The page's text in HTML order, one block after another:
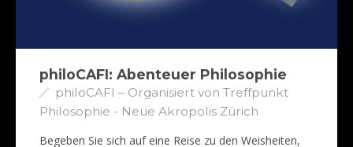
philoCAFI: Abenteuer Philosophie
philoCAFI – Organisiert von Treffpunkt
Philosophie - Neue Akropolis Zürich
Begeben Sie sich auf eine Reise zu den Weisheiten,